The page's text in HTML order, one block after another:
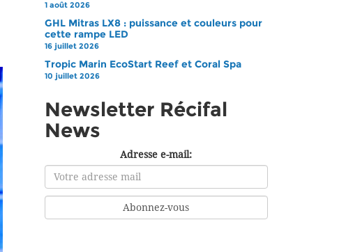
1 août 2026
GHL Mitras LX8 : puissance et couleurs pour
cette rampe LED
16 juillet 2026
Tropic Marin EcoStart Reef et Coral Spa
10 juillet 2026
Newsletter Récifal
News
Adresse e-mail: